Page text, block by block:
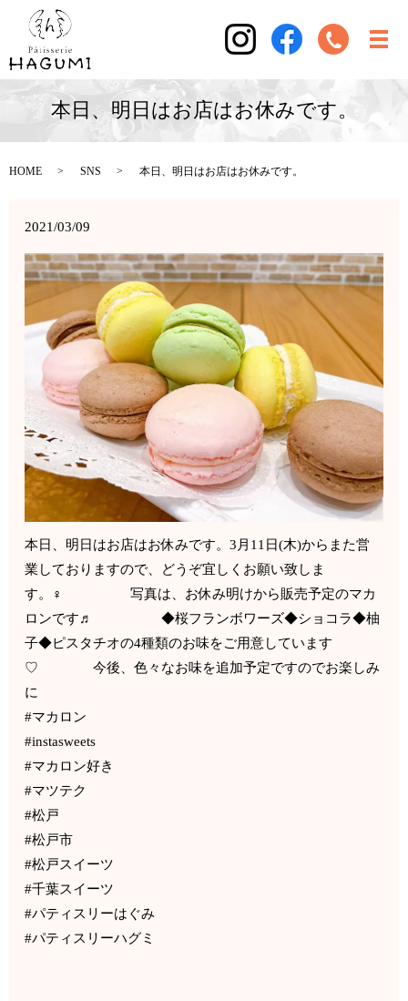
本日、明日はお店はお休みです。
HOME SNS 本日、明日はお店はお休みです。
2021/03/09
本日、明日はお店はお休みです。3月11日(木)からまた営
業しておりますので、どうぞ宜しくお願い致しま
す。‍♀️ 写真は、お休み明けから販売予定のマカ
ロンです♬ ◆桜フランボワーズ◆ショコラ◆柚
子◆ピスタチオの4種類のお味をご用意しています
♡ 今後、色々なお味を追加予定ですのでお楽しみ
に
#マカロン
#instasweets
#マカロン好き
#マツテク
#松戸
#松戸市
#松戸スイーツ
#千葉スイーツ
#パティスリーはぐみ
#パティスリーハグミ